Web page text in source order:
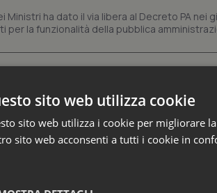
Ministri ha dato il via libera al Decreto PA
per la funzionalità della pubblica
Bernini firma il decreto:
a scorso anno
e della Ricerca, Anna Maria
magistrale a ciclo unico in Medicina...
Missione 6 verso il
sito web utilizza cookie
sito web utilizza i cookie per migliorare
sito web acconsenti a tutti i cookie in